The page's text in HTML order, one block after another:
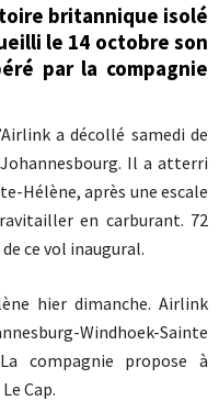
britannique isolé
le 14 octobre son
par la compagnie
a décollé samedi de
Il a atterri
Hélène, après une escale
en carburant. 72
ce vol inaugural.
hier dimanche. Airlink
Windhoek-Sainte
compagnie propose à
Cap.